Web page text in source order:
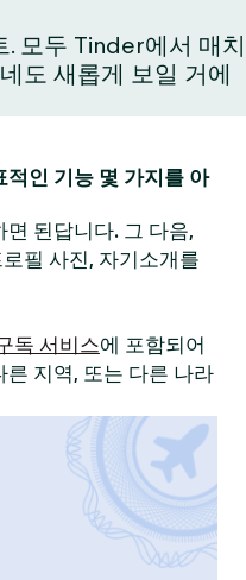
모두 Tinder에서 매치
도 새롭게 보일 거에
인 기능 몇 가지를 아
면 된답니다. 그 다음,
필 사진, 자기소개를
독 서비스에 포함되어
지역, 또는 다른 나라